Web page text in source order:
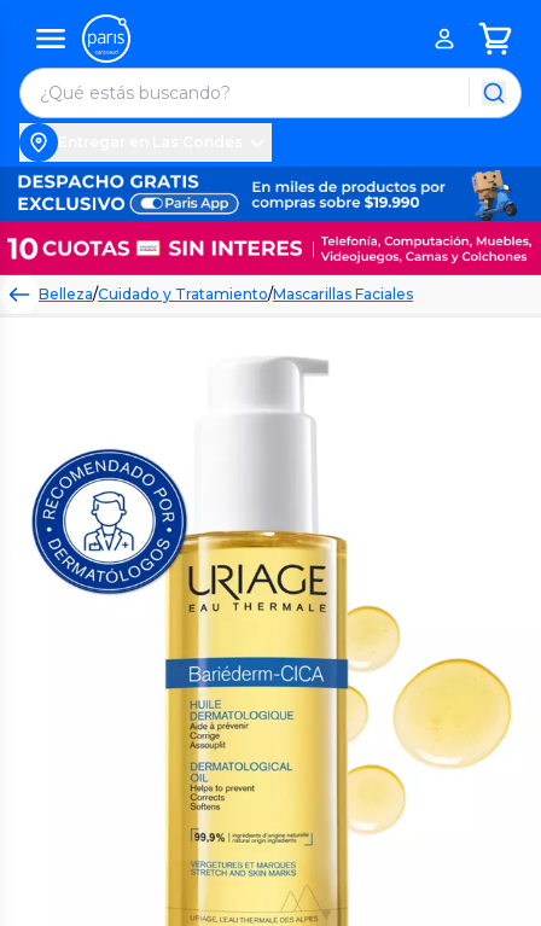
Belleza/Cuidado y Tratamiento/Mascarillas Faciales